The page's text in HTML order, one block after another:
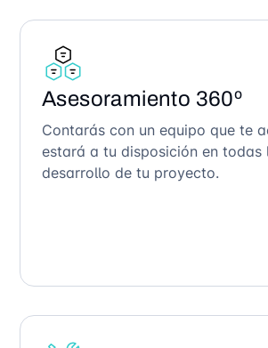
Asesoramiento 360º
Contarás con un equipo que te
estará a tu disposición en todas
desarrollo de tu proyecto.